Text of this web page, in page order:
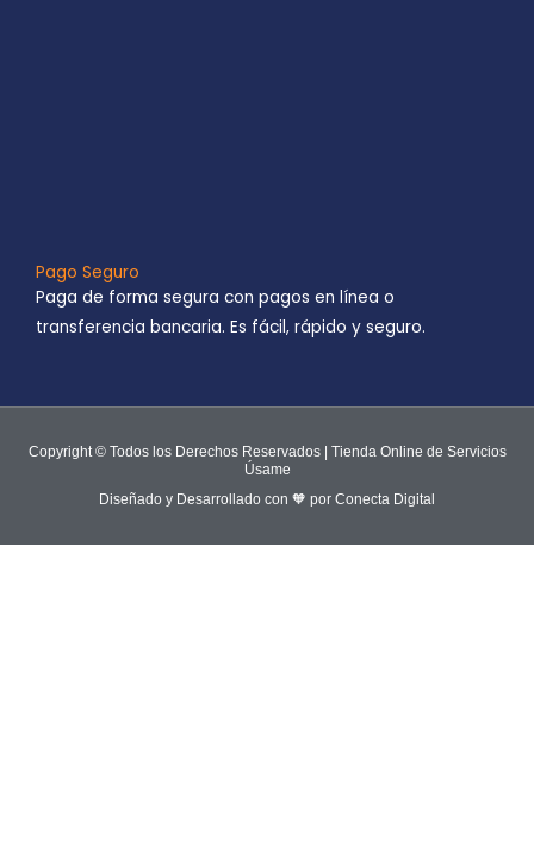
Pago Seguro
Paga de forma segura con pagos en línea o
transferencia bancaria. Es fácil, rápido y seguro.
Copyright © Todos los Derechos Reservados | Tienda Online de Servicios
Úsame
Diseñado y Desarrollado con 🧡 por Conecta Digital